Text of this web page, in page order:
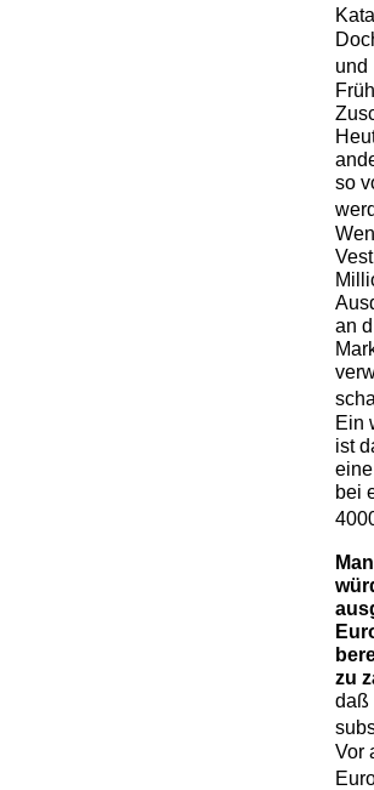
und
so
an
Ein
ist
bei
zu
daß
Vor